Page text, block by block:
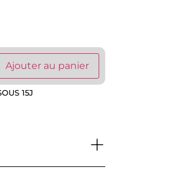
Ajouter au panier
15J
+